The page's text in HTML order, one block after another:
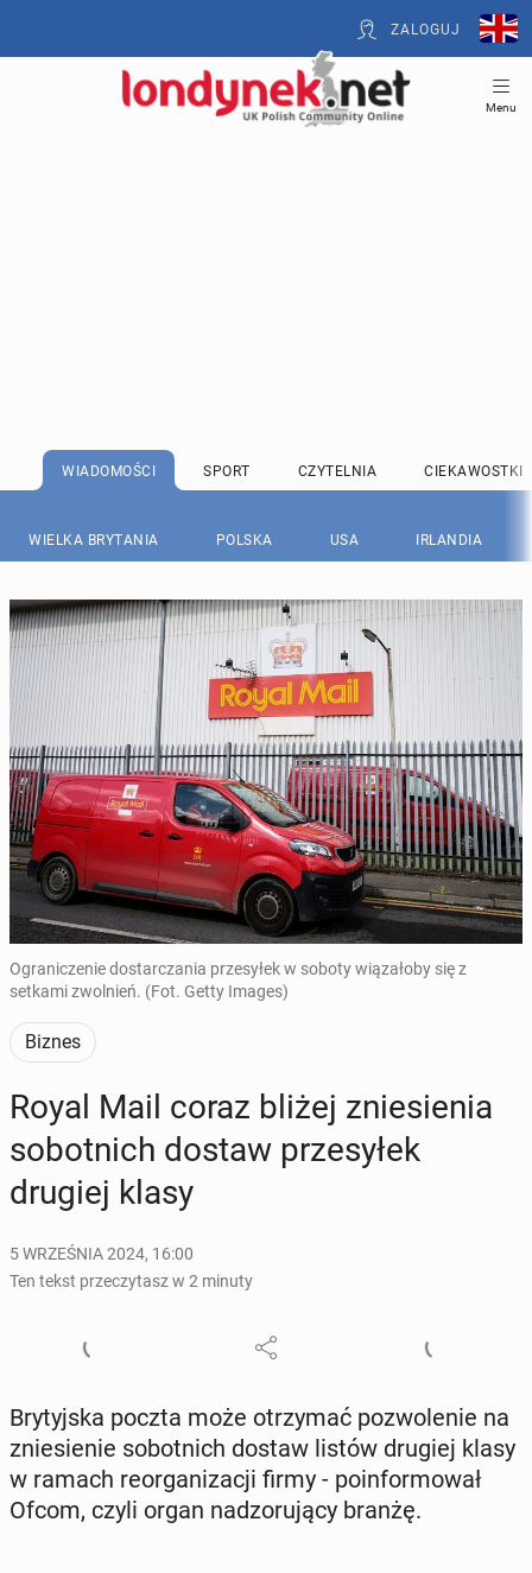
ZALOGUJ
Menu
WIADOMOŚCI SPORT CZYTELNIA CIEKAWOSTKI
WIELKA BRYTANIA POLSKA USA IRLANDIA
Ograniczenie dostarczania przesyłek w soboty wiązałoby się z
setkami zwolnień. (Fot. Getty Images)
Biznes
Royal Mail coraz bliżej znie­sie­nia
so­bot­nich dostaw prze­sy­łek
drugiej klasy
5 WRZEŚNIA 2024, 16:00
Ten tekst przeczytasz w 2 minuty
Bry­tyj­ska poczta może otrzy­mać po­zwo­le­nie na
znie­sie­nie so­bot­nich dostaw listów drugiej klasy
w ramach re­or­ga­ni­za­cji firmy - po­in­for­mo­wał
Ofcom, czyli organ nad­zo­ru­ją­cy branżę.